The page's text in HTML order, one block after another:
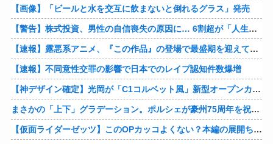
【画像】「ビールと水を交互に飲まないと倒れるグラス」発売
【警告】株式投資、男性の自信喪失の原因に… 6割超が「人生の敗者」自認
【速報】露悪系アニメ、『この作品』の登場で最盛期を迎えてしまう…
【速報】不同意性交罪の影響で日本でのレイプ認知件数爆増
【神デザイン確定】光岡が「C1コルベット風」新型オープンカーの最新ティーザー画像を公開、マツダ・ロードスターの信頼性にレトロな外観がドッキング
まさかの「上下」グラデーション。ポルシェが豪州75周年を祝う特別モデル「911 Turbo S Land Down Under」を発表、1951年の「見果てぬ夢」が内外装に再現
【仮面ライダーゼッツ】このOPカッコよくない？本編の展開ちゃんと反映してて完成度高いし